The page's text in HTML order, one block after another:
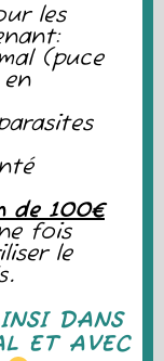
les
(puce
de 100€
fois
le
DANS
ET AVEC